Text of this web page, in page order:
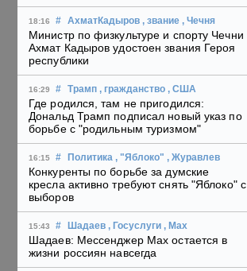
18:16 # АхматКадыров , звание , Чечня
Министр по физкультуре и спорту Чечни
Ахмат Кадыров удостоен звания Героя
республики
16:29 # Трамп , гражданство , США
Где родился, там не пригодился:
Дональд Трамп подписал новый указ по
борьбе с "родильным туризмом"
16:15 # Политика , "Яблоко" , Журавлев
Конкуренты по борьбе за думские
кресла активно требуют снять "Яблоко" с
выборов
15:43 # Шадаев , Госуслуги , Max
Шадаев: Мессенджер Max остается в
жизни россиян навсегда